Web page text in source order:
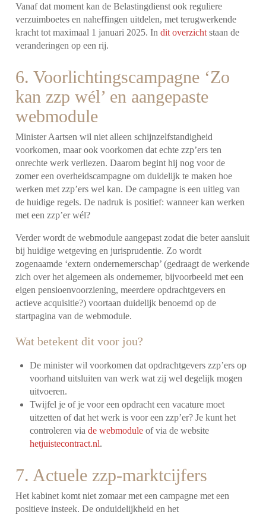
Vanaf dat moment kan de Belastingdienst ook reguliere
verzuimboetes en naheffingen uitdelen, met terugwerkende
kracht tot maximaal 1 januari 2025. Indit overzicht staan de
veranderingen op een rij.
6. Voorlichtingscampagne ‘Zo
kan zzp wél’ en aangepaste
webmodule
Minister Aartsen wil niet alleen schijnzelfstandigheid
voorkomen, maar ook voorkomen dat echte zzp’ers ten
onrechte werk verliezen. Daarom begint hij nog voor de
zomer een overheidscampagne om duidelijk te maken hoe
werken met zzp’ers wel kan. De campagne is een uitleg van
de huidige regels. De nadruk is positief: wanneer kan werken
met een zzp’er wél?
Verder wordt de webmodule aangepast zodat die beter aansluit
bij huidige wetgeving en jurisprudentie. Zo wordt
zogenaamde ‘extern ondernemerschap’ (gedraagt de werkende
zich over het algemeen als ondernemer, bijvoorbeeld met een
eigen pensioenvoorziening, meerdere opdrachtgevers en
actieve acquisitie?) voortaan duidelijk benoemd op de
startpagina van de webmodule.
Wat betekent dit voor jou?
De minister wil voorkomen dat opdrachtgevers zzp’ers op
voorhand uitsluiten van werk wat zij wel degelijk mogen
uitvoeren.
Twijfel je of je voor een opdracht een vacature moet
uitzetten of dat het werk is voor een zzp’er? Je kunt het
controleren viade webmodule of via de website
hetjuistecontract.nl.
7. Actuele zzp-marktcijfers
Het kabinet komt niet zomaar met een campagne met een
positieve insteek. De onduidelijkheid en het